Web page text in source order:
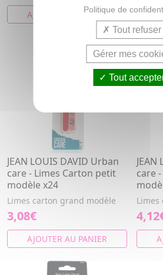
AJOUTER AU PANIER
JEAN LOUIS DAVID Urban
care - Limes Carton petit
modèle x24
Limes carton grand modèle
3,08€
AJOUTER AU PANIER
JEAN
care
Politique de
Tout refuser
Gérer mes
Tout